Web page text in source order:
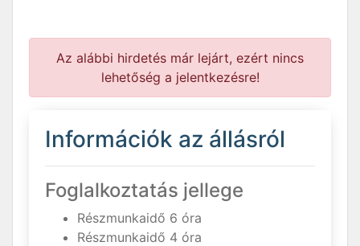
Az alábbi hirdetés már lejárt, ezért nincs
lehetőség a jelentkezésre!
Információk az állásról
Foglalkoztatás jellege
Részmunkaidő 6 óra
Részmunkaidő 4 óra